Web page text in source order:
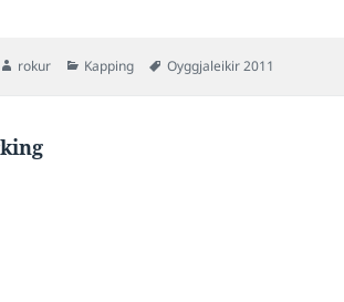
Author
rokur Categories
Kapping Tags
Oyggjaleikir 2011